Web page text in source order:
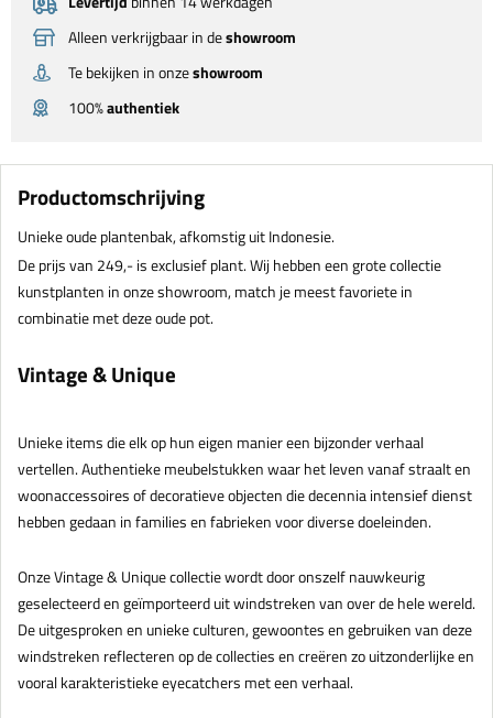
Alleen verkrijgbaar in deshowroom
Te bekijken in onzeshowroom
100%authentiek
Productomschrijving
Unieke oude plantenbak, afkomstig uit Indonesie.
De prijs van 249,- is exclusief plant. Wij hebben een grote collectie
kunstplanten in onze showroom, match je meest favoriete in
combinatie met deze oude pot.
Vintage & Unique
Unieke items die elk op hun eigen manier een bijzonder verhaal
vertellen. Authentieke meubelstukken waar het leven vanaf straalt en
woonaccessoires of decoratieve objecten die decennia intensief dienst
hebben gedaan in families en fabrieken voor diverse doeleinden.
Onze Vintage & Unique collectie wordt door onszelf nauwkeurig
geselecteerd en geïmporteerd uit windstreken van over de hele wereld.
De uitgesproken en unieke culturen, gewoontes en gebruiken van deze
windstreken reflecteren op de collecties en creëren zo uitzonderlijke en
vooral karakteristieke eyecatchers met een verhaal.